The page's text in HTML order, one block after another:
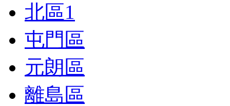
北區1
屯門區
元朗區
離島區